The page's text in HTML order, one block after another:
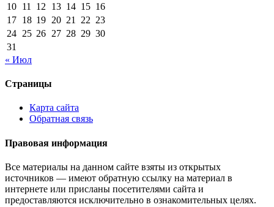
10 11 12 13 14 15 16
17 18 19 20 21 22 23
24 25 26 27 28 29 30
31
« Июл
Страницы
Карта сайта
Обратная связь
Правовая информация
Все материалы на данном сайте взяты из открытых
источников — имеют обратную ссылку на материал в
интернете или присланы посетителями сайта и
предоставляются исключительно в ознакомительных целях.